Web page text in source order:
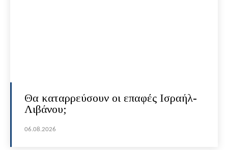
Θα καταρρεύσουν οι επαφές Ισραήλ-
Λιβάνου;
06.08.2026